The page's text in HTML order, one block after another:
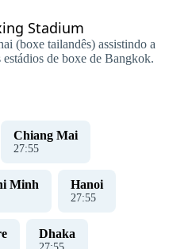
Stadium
(boxe tailandês) assistindo a
de boxe de Bangkok.
Chiang Mai
27:56
Minh Hanoi
27:56
Dhaka